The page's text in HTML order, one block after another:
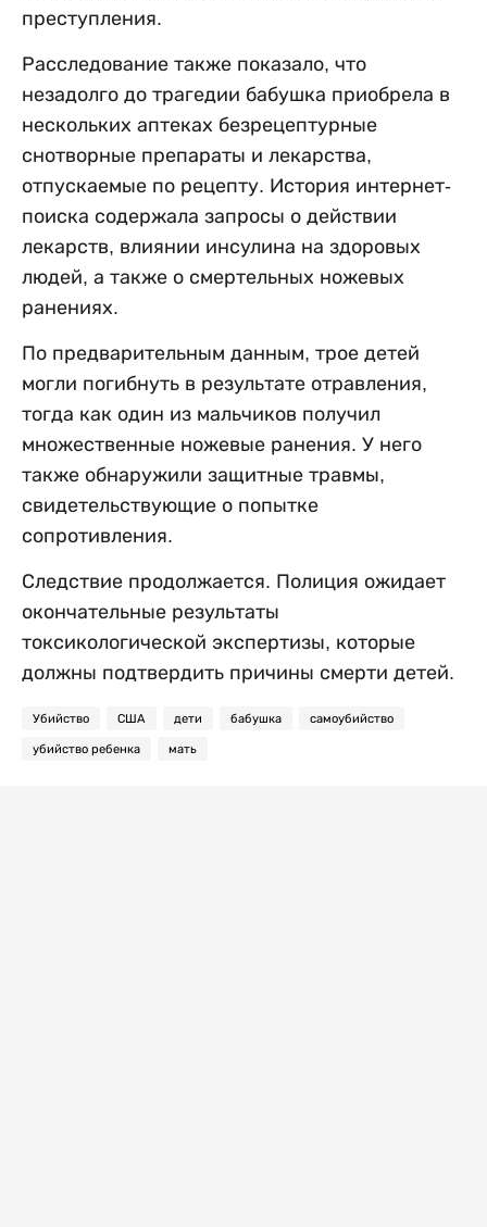
преступления.
Расследование также показало, что
незадолго до трагедии бабушка приобрела в
нескольких аптеках безрецептурные
снотворные препараты и лекарства,
отпускаемые по рецепту. История интернет-
поиска содержала запросы о действии
лекарств, влиянии инсулина на здоровых
людей, а также о смертельных ножевых
ранениях.
По предварительным данным, трое детей
могли погибнуть в результате отравления,
тогда как один из мальчиков получил
множественные ножевые ранения. У него
также обнаружили защитные травмы,
свидетельствующие о попытке
сопротивления.
Следствие продолжается. Полиция ожидает
окончательные результаты
токсикологической экспертизы, которые
должны подтвердить причины смерти детей.
Убийство США дети бабушка самоубийство
убийство ребенка мать